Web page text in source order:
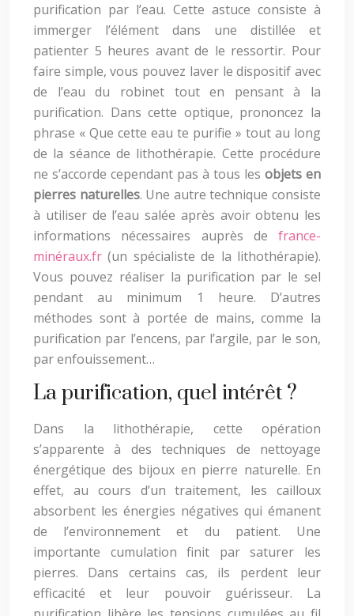
purification par l’eau. Cette astuce consiste à
immerger l’élément dans une distillée et
patienter 5 heures avant de le ressortir. Pour
faire simple, vous pouvez laver le dispositif avec
de l’eau du robinet tout en pensant à la
purification. Dans cette optique, prononcez la
phrase « Que cette eau te purifie » tout au long
de la séance de lithothérapie. Cette procédure
ne s’accorde cependant pas à tous les objets en
pierres naturelles. Une autre technique consiste
à utiliser de l’eau salée après avoir obtenu les
informations nécessaires auprès de france-
minéraux.fr (un spécialiste de la lithothérapie).
Vous pouvez réaliser la purification par le sel
pendant au minimum 1 heure. D’autres
méthodes sont à portée de mains, comme la
purification par l’encens, par l’argile, par le son,
par enfouissement…
La purification, quel intérêt ?
Dans la lithothérapie, cette opération
s’apparente à des techniques de nettoyage
énergétique des bijoux en pierre naturelle. En
effet, au cours d’un traitement, les cailloux
absorbent les énergies négatives qui émanent
de l’environnement et du patient. Une
importante cumulation finit par saturer les
pierres. Dans certains cas, ils perdent leur
efficacité et leur pouvoir guérisseur. La